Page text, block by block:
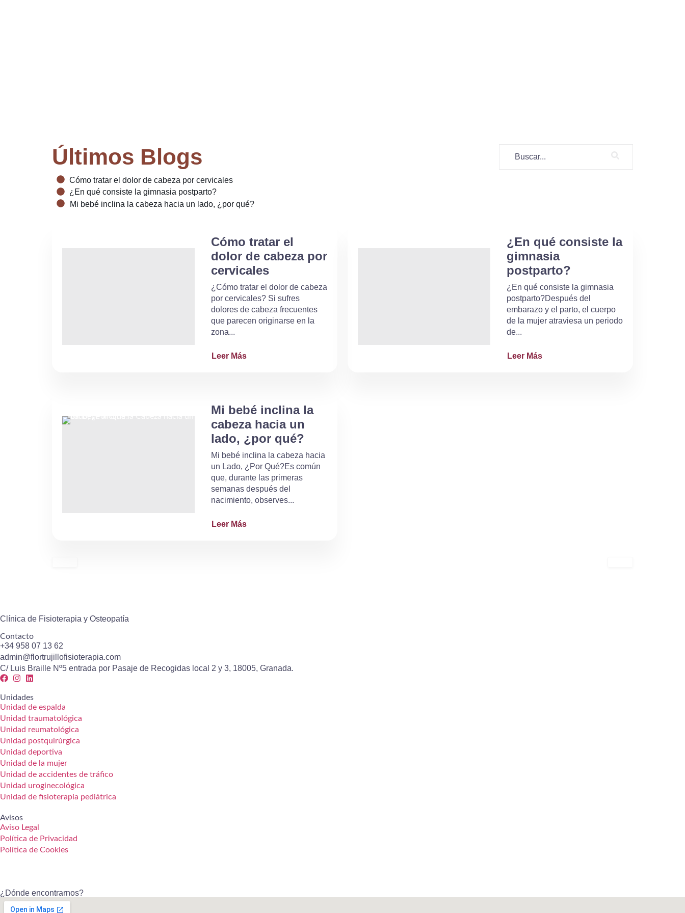
Últimos Blogs
Cómo tratar el dolor de cabeza por cervicales
¿En qué consiste la gimnasia postparto?
Mi bebé inclina la cabeza hacia un lado, ¿por qué?
Cómo tratar el
dolor de cabeza por
cervicales
¿Cómo tratar el dolor de cabeza
por cervicales? Si sufres
dolores de cabeza frecuentes
que parecen originarse en la
zona...
Leer Más
¿En qué consiste la
gimnasia
postparto?
¿En qué consiste la gimnasia
postparto?Después del
embarazo y el parto, el cuerpo
de la mujer atraviesa un periodo
de...
Leer Más
Mi bebé inclina la
cabeza hacia un
lado, ¿por qué?
Mi bebé inclina la cabeza hacia
un Lado, ¿Por Qué?Es común
que, durante las primeras
semanas después del
nacimiento, observes...
Leer Más
Clínica de Fisioterapia y Osteopatía
Contacto
+34 958 07 13 62
admin@flortrujillofisioterapia.com
C/ Luis Braille Nº5 entrada por Pasaje de Recogidas local 2 y 3, 18005, Granada.
Unidades
Unidad de espalda
Unidad traumatológica
Unidad reumatológica
Unidad postquirúrgica
Unidad deportiva
Unidad de la mujer
Unidad de accidentes de tráfico
Unidad uroginecológica
Unidad de fisioterapia pediátrica
Avisos
Aviso Legal
Política de Privacidad
Política de Cookies
¿Dónde encontrarnos?